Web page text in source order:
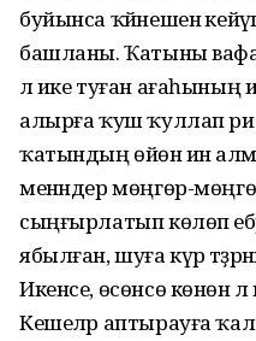
буйынса ҡәйнешенә
башланы. Ҡатыны
лә ике туған ағаһының
алырға ҡуш ҡуллап
ҡатындың өйөнә инә
менәндер мөңгөр-
сыңғырлатып көлөп
ябылған, шуға күрә
Икенсе, өсөнсө көнөнә
Кешеләр аптырауға